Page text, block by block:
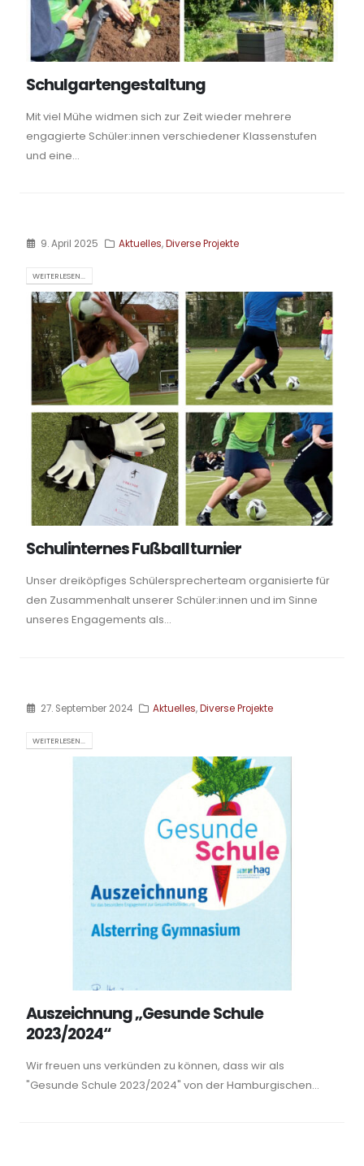
Schulgartengestaltung
Mit viel Mühe widmen sich zur Zeit wieder mehrere
engagierte Schüler:innen verschiedener Klassenstufen
und eine...
9. April 2025 Aktuelles,Diverse Projekte
WEITERLESEN...
Schulinternes Fußballturnier
Unser dreiköpfiges Schülersprecherteam organisierte für
den Zusammenhalt unserer Schüler:innen und im Sinne
unseres Engagements als...
27. September 2024 Aktuelles,Diverse Projekte
WEITERLESEN...
Auszeichnung „Gesunde Schule
2023/2024“
Wir freuen uns verkünden zu können, dass wir als
"Gesunde Schule 2023/2024" von der Hamburgischen...